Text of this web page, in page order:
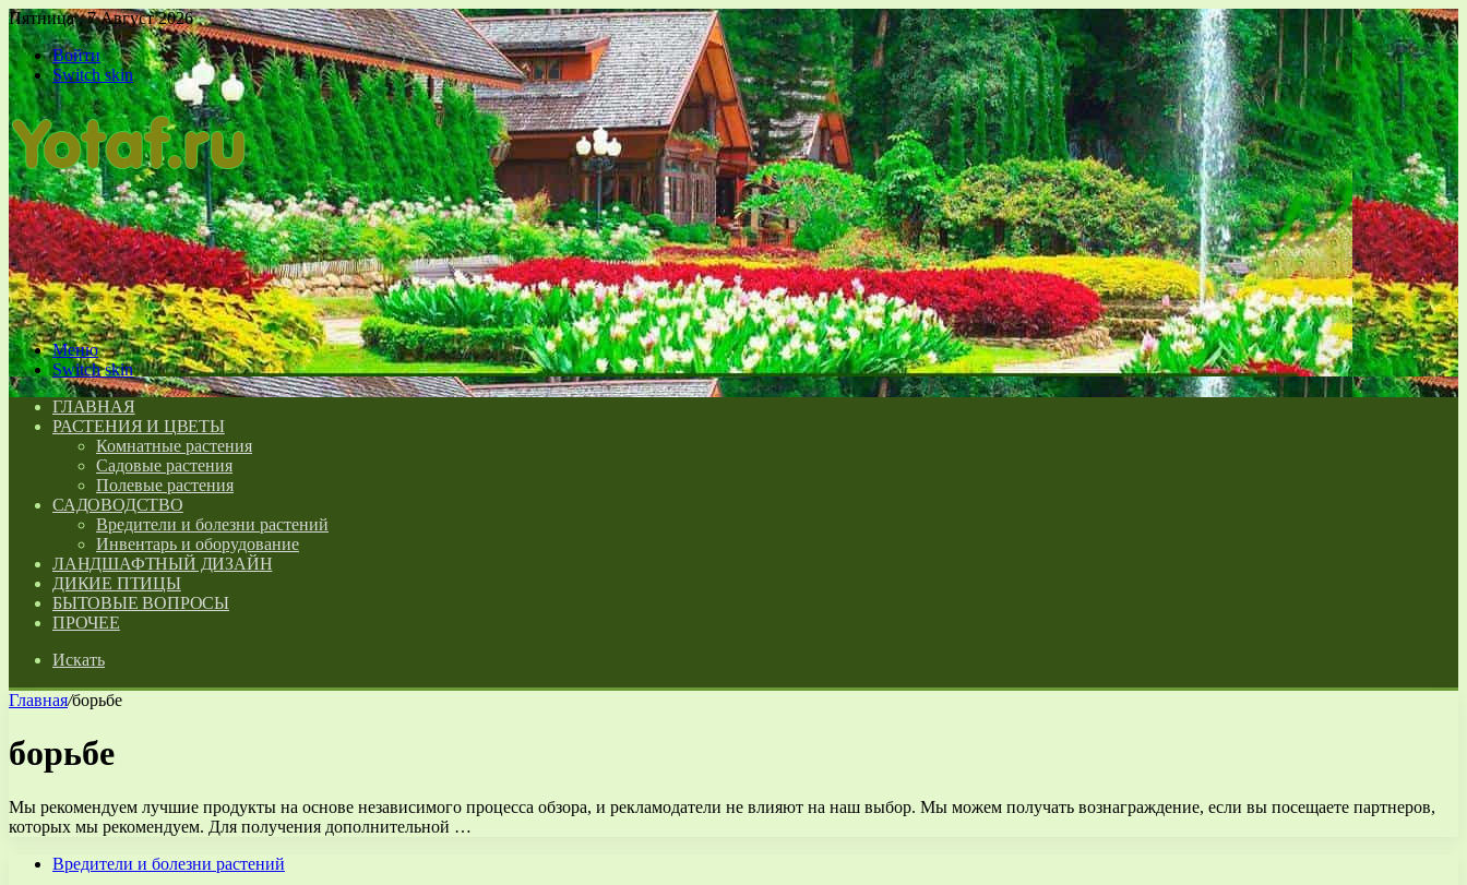
Пятница , 7 Август 2026
Войти
Switch skin
Меню
Switch skin
ГЛАВНАЯ
РАСТЕНИЯ И ЦВЕТЫ
Комнатные растения
Садовые растения
Полевые растения
САДОВОДСТВО
Вредители и болезни растений
Инвентарь и оборудование
ЛАНДШАФТНЫЙ ДИЗАЙН
ДИКИЕ ПТИЦЫ
БЫТОВЫЕ ВОПРОСЫ
ПРОЧЕЕ
Искать
Главная/борьбе
борьбе
Мы рекомендуем лучшие продукты на основе независимого процесса обзора, и рекламодатели не влияют на наш выбор. Мы можем получать вознаграждение, если вы посещаете партнеров,
которых мы рекомендуем. Для получения дополнительной …
Вредители и болезни растений